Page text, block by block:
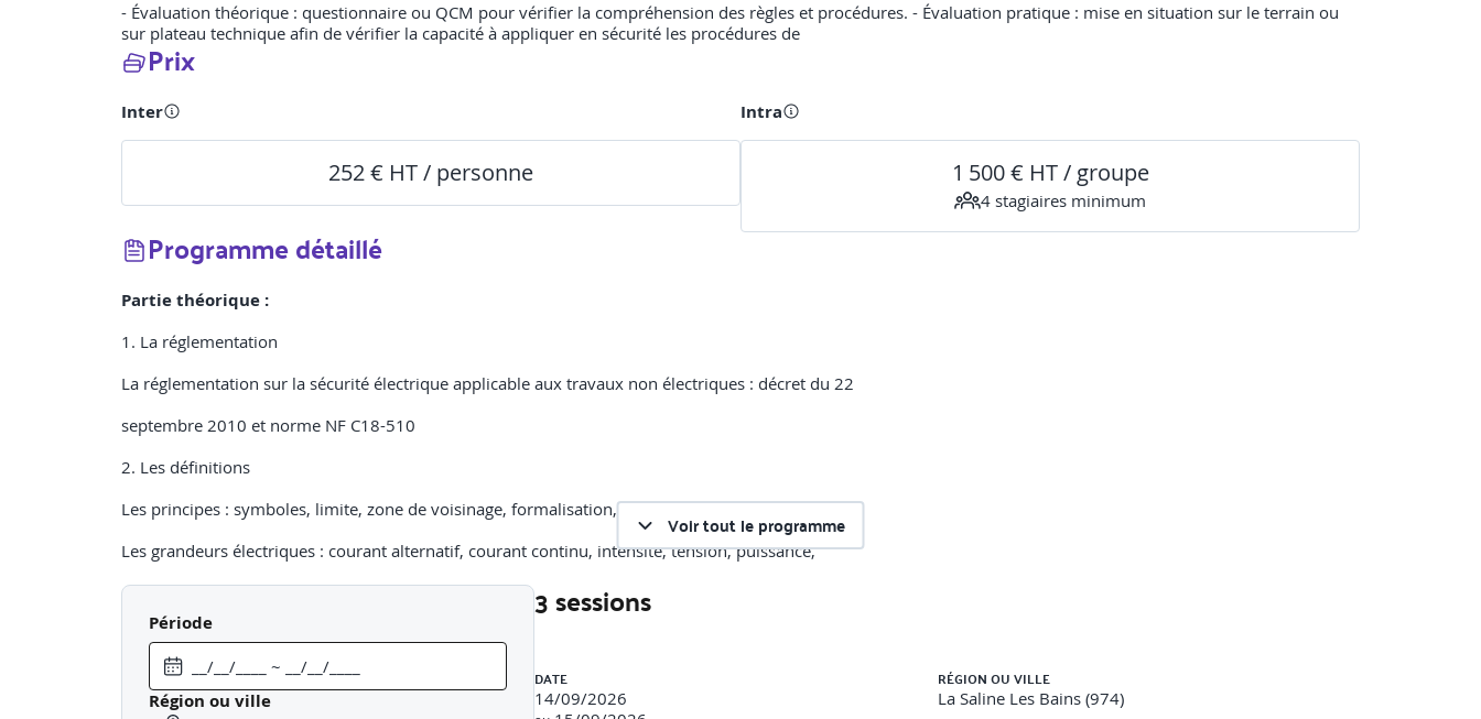
- Évaluation théorique : questionnaire ou QCM pour vérifier la compréhension des règles et procédures. - Évaluation pratique : mise en situation sur le terrain ou
sur plateau technique afin de vérifier la capacité à appliquer en sécurité les procédures de
Prix
Inter
252 € HT / personne
Intra
1 500 € HT / groupe
4 stagiaires minimum
Programme détaillé
Partie théorique :
1. La réglementation
La réglementation sur la sécurité électrique applicable aux travaux non électriques : décret du 22
septembre 2010 et norme NF C18-510
2. Les définitions
Les principes : symboles, limite, zone de voisinage, formalisation, habilitation
Les grandeurs électriques : courant alternatif, courant continu, intensité, tension, puissance,
capacité, résistance
Les risques et dommages liés à l’électricité et les accidents de travail associés
Le classement des installations
Voir tout le programme
Période
Région ou ville
3 sessions
DATE
14/09/2026
RÉGION OU VILLE
La Saline Les Bains (974)